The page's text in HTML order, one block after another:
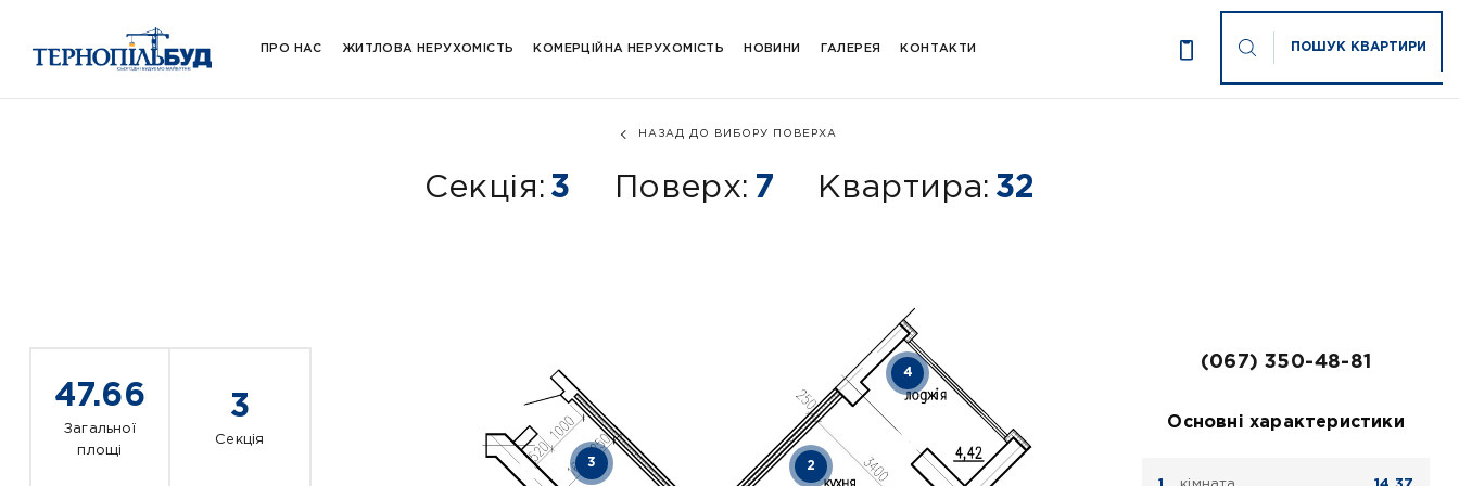
ПРО НАС ЖИТЛОВА НЕРУХОМІСТЬ КОМЕРЦІЙНА НЕРУХОМІСТЬ НОВИНИ ГАЛЕРЕЯ КОНТАКТИ ПОШУК КВАРТИРИ
НАЗАД ДО ВИБОРУ ПОВЕРХА
Секція: 3 Поверх: 7 Квартира: 32
2
3
4
47.66
Загальної
площі
3
Секція
(067) 350-48-81
Основні характеристики